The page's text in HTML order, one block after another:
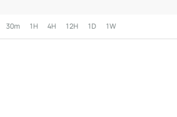
30m 1H 4H 12H 1D 1W